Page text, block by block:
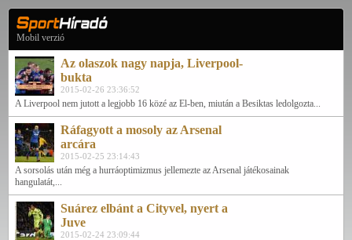
Mobil verzió
Az olaszok nagy napja, Liverpool-
bukta
2015-02-26 23:36:52
A Liverpool nem jutott a legjobb 16 közé az El-ben, miután a Besiktas ledolgozta...
Ráfagyott a mosoly az Arsenal
arcára
2015-02-25 23:14:43
A sorsolás után még a hurráoptimizmus jellemezte az Arsenal játékosainak
hangulatát,...
Suárez elbánt a Cityvel, nyert a
Juve
2015-02-24 23:09:44